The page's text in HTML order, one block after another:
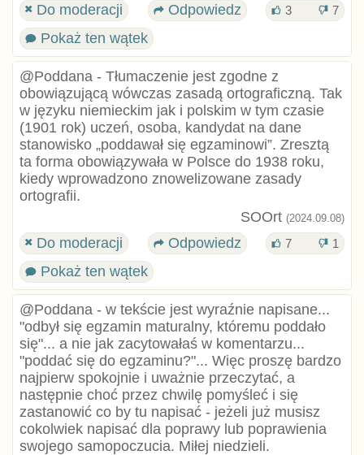
Do moderacji Odpowiedz 3 7
Pokaż ten wątek
@Poddana - Tłumaczenie jest zgodne z
obowiązującą wówczas zasadą ortograficzną. Tak
w języku niemieckim jak i polskim w tym czasie
(1901 rok) uczeń, osoba, kandydat na dane
stanowisko „poddawał się egzaminowi”. Zresztą
ta forma obowiązywała w Polsce do 1938 roku,
kiedy wprowadzono znowelizowane zasady
ortografii.
SOOrt (2024.09.08)
Do moderacji Odpowiedz 7 1
Pokaż ten wątek
@Poddana - w tekście jest wyraźnie napisane...
"odbył się egzamin maturalny, któremu poddało
się"... a nie jak zacytowałaś w komentarzu...
"poddać się do egzaminu?"... Więc proszę bardzo
najpierw spokojnie i uważnie przeczytać, a
następnie choć przez chwilę pomyśleć i się
zastanowić co by tu napisać - jeżeli już musisz
cokolwiek napisać dla poprawy lub poprawienia
swojego samopoczucia. Miłej niedzieli.